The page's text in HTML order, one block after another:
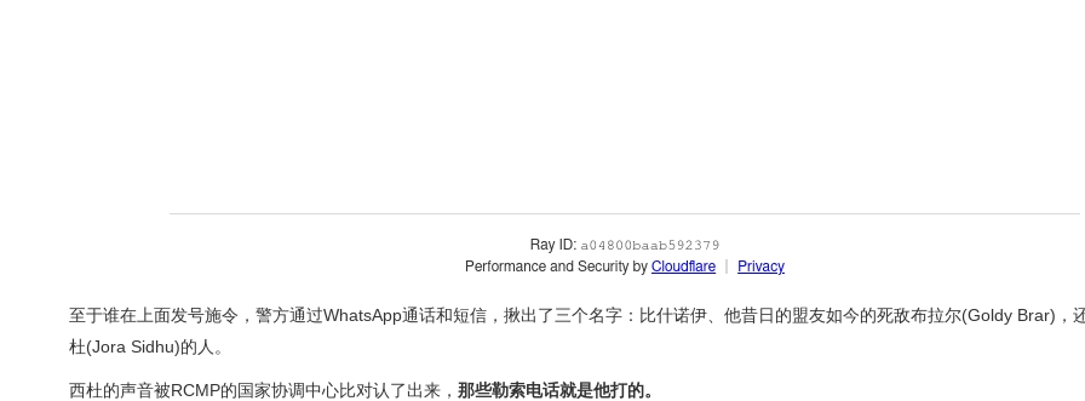
至于谁在上面发号施令，警方通过WhatsApp通话和短信，揪出了三个名字：比什诺伊、他昔日的盟友如今的死敌布拉尔(Goldy Brar)，
杜(Jora Sidhu)的人。
西杜的声音被RCMP的国家协调中心比对认了出来， 那些勒索电话就是他打的。